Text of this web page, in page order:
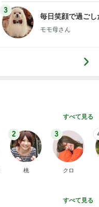
3
毎日笑顔で過ごし
モモ母さん
すべて見る
2
桃
3
クロ
すべて見る